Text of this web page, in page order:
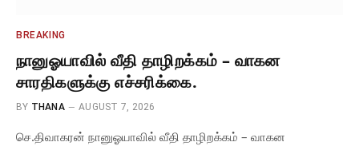
BREAKING
நானுஓயாவில் வீதி தாழிறக்கம் – வாகன
சாரதிகளுக்கு எச்சரிக்கை.
BY THANA AUGUST 7, 2026
செ.திவாகரன் நானுஓயாவில் வீதி தாழிறக்கம் – வாகன